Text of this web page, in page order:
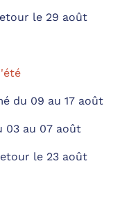
le 29 août
du 09 au 17 août
03 au 07 août
le 23 août